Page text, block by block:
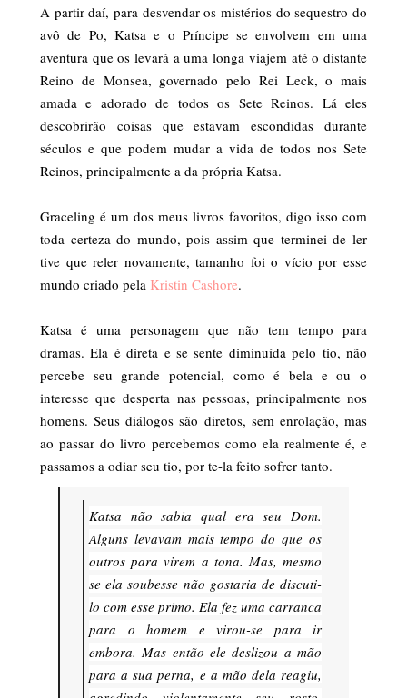
A partir daí, para desvendar os mistérios do sequestro do
avô de Po, Katsa e o Príncipe se envolvem em uma
aventura que os levará a uma longa viajem até o distante
Reino de Monsea, governado pelo Rei Leck, o mais
amada e adorado de todos os Sete Reinos. Lá eles
descobrirão coisas que estavam escondidas durante
séculos e que podem mudar a vida de todos nos Sete
Reinos, principalmente a da própria Katsa.
Graceling é um dos meus livros favoritos, digo isso com
toda certeza do mundo, pois assim que terminei de ler
tive que reler novamente, tamanho foi o vício por esse
mundo criado pela Kristin Cashore.
Katsa é uma personagem que não tem tempo para
dramas. Ela é direta e se sente diminuída pelo tio, não
percebe seu grande potencial, como é bela e ou o
interesse que desperta nas pessoas, principalmente nos
homens. Seus diálogos são diretos, sem enrolação, mas
ao passar do livro percebemos como ela realmente é, e
passamos a odiar seu tio, por te-la feito sofrer tanto.
Katsa não sabia qual era seu Dom.
Alguns levavam mais tempo do que os
outros para virem a tona. Mas, mesmo
se ela soubesse não gostaria de discuti-
lo com esse primo. Ela fez uma carranca
para o homem e virou-se para ir
embora. Mas então ele deslizou a mão
para a sua perna, e a mão dela reagiu,